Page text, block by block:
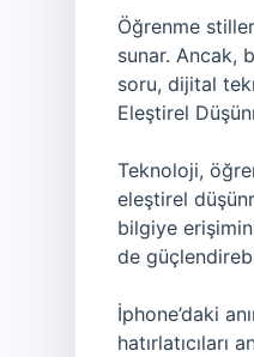
Öğrenme
sunar. Ancak,
soru, dijital
Eleştirel
Teknoloji,
eleştirel
bilgiye
de
İphone’daki
hatırlatıcıları